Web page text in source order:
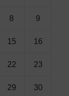
8 9
15 16
22 23
29 30